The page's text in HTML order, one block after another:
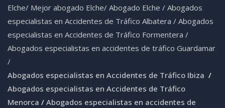
Elche/ Mejor abogado Elche/ Abogado Elche / Abogados
especialistas en Accidentes de Tráfico Albatera / Abogados
especialistas en Accidentes de Tráfico Formentera /
Abogados especialistas en accidentes de tráfico Guardamar
/
Abogados especialistas en Accidentes de Tráfico Ibiza /
Abogados especialistas en Accidentes de Tráfico
Menorca / Abogados especialistas en accidentes de